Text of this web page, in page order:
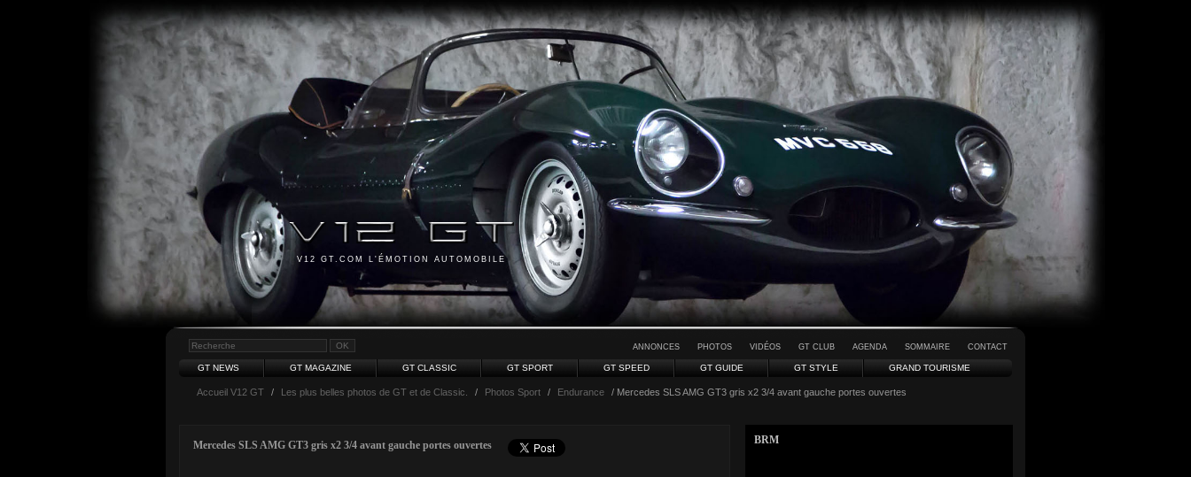
V12 GT.COM L'ÉMOTION AUTOMOBILE
ANNONCES PHOTOS VIDÉOS GT CLUB AGENDA SOMMAIRE CONTACT
GT NEWS GT MAGAZINE GT CLASSIC GT SPORT GT SPEED GT GUIDE GT STYLE GRAND TOURISME
Accueil V12 GT / Les plus belles photos de GT et de Classic. / Photos Sport / Endurance / Mercedes SLS AMG GT3 gris x2 3/4 avant gauche portes ouvertes
Mercedes SLS AMG GT3 gris x2 3/4 avant gauche portes ouvertes BRM